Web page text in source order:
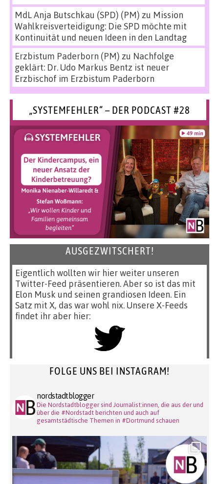
MdL Anja Butschkau (SPD) (PM) zu Mission
Wahlkreisverteidigung: Die SPD möchte mit
Kontinuität und neuen Ideen in den Landtag
Erzbistum Paderborn (PM) zu Nachfolge
geklärt: Dr. Udo Markus Bentz ist neuer
Erzbischof im Erzbistum Paderborn
„SYSTEMFEHLER“ – DER PODCAST #28
AUSGEZWITSCHERT!
Eigentlich wollten wir hier weiter unseren
Twitter-Feed präsentieren. Aber so ist das mit
Elon Musk und seinen grandiosen Ideen. Ein
Satz mit X, das war wohl nix. Unsere X-Feeds
findet ihr aber hier:
FOLGE UNS BEI INSTAGRAM!
nordstadtblogger
Die Nordstadtblogger sind Journalist:innen, die aus der und
über die #Nordstadt berichten und auch auf
gesamtstädtische Themen in #Dortmund schauen